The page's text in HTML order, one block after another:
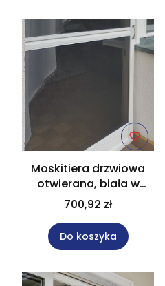
Moskitiera drzwiowa
otwierana, biała w
rozm. 70x210 cm
WYPRZEDAŻ
700,92 zł
Do koszyka